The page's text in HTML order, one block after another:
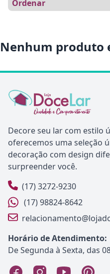
Nenhum produto
Decore seu lar com estilo
oferecemos uma seleção
decoração com design
surpreender você.
(17) 3272-9230
(17) 98824-8642
Horário de Atendimento:
De Segunda à Sexta, das